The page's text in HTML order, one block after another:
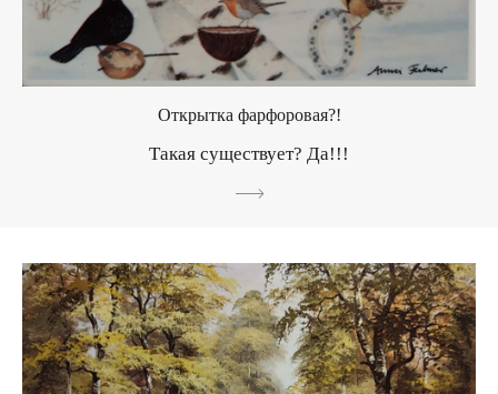
Открытка фарфоровая?!
Такая существует? Да!!!